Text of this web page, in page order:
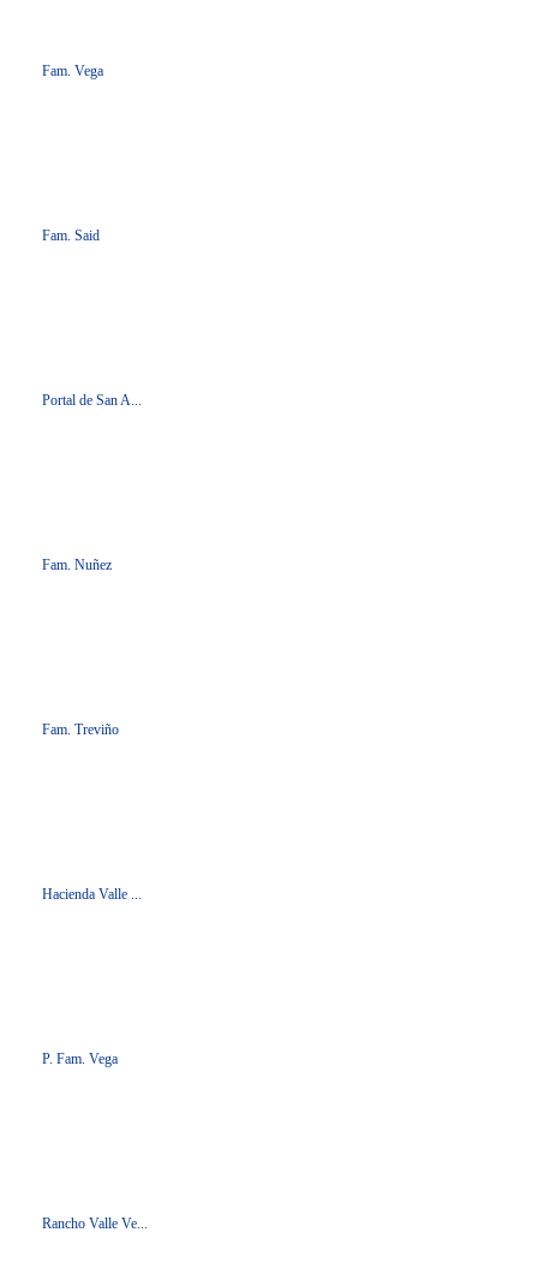
Fam. Vega
Fam. Said
Portal de San A...
Fam. Nuñez
Fam. Treviño
Hacienda Valle ...
P. Fam. Vega
Rancho Valle Ve...